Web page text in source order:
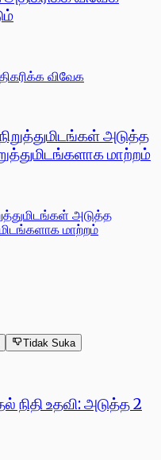
அடுத்த
மாற்றம்
Tidak Suka
நிதி உதவி: அடுத்த 2